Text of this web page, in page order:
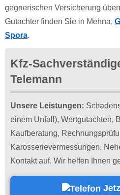
gegnerischen Versicherung
Gutachter finden Sie in Mehna,
Spora.
Kfz-
Telemann
Unsere Leistungen:
einem Unfall), Wertgutachten,
Kaufberatung,
Karosserievermessungen.
Kontakt auf. Wir helfen Ihnen